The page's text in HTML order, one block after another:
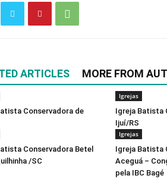
ARTICLES MORE FROM
Conservadora de
Igrejas
Igreja Batista
Ijuí/RS
Conservadora Betel
/SC
Igrejas
Igreja Batista
Aceguá –
pela IBC Bagé